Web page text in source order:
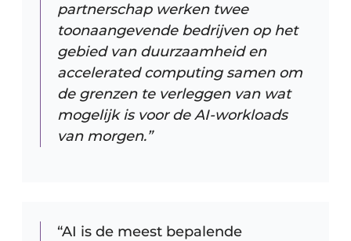
partnerschap werken twee
toonaangevende bedrijven op het
gebied van duurzaamheid en
accelerated computing samen om
de grenzen te verleggen van wat
mogelijk is voor de AI-workloads
van morgen.”
“AI is de meest bepalende